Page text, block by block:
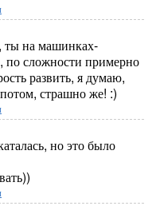
, ты на машинках-
по сложности примерно
развить, я думаю,
страшно же! :)
но это было